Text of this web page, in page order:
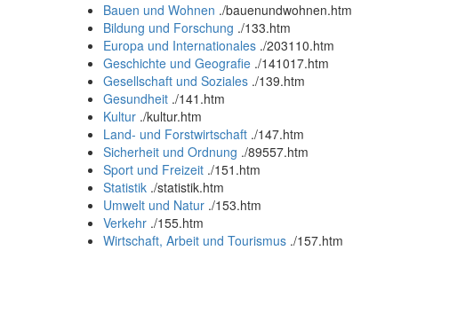
Bauen und Wohnen ./bauenundwohnen.htm
Bildung und Forschung ./133.htm
Europa und Internationales ./203110.htm
Geschichte und Geografie ./141017.htm
Gesellschaft und Soziales ./139.htm
Gesundheit ./141.htm
Kultur ./kultur.htm
Land- und Forstwirtschaft ./147.htm
Sicherheit und Ordnung ./89557.htm
Sport und Freizeit ./151.htm
Statistik ./statistik.htm
Umwelt und Natur ./153.htm
Verkehr ./155.htm
Wirtschaft, Arbeit und Tourismus ./157.htm